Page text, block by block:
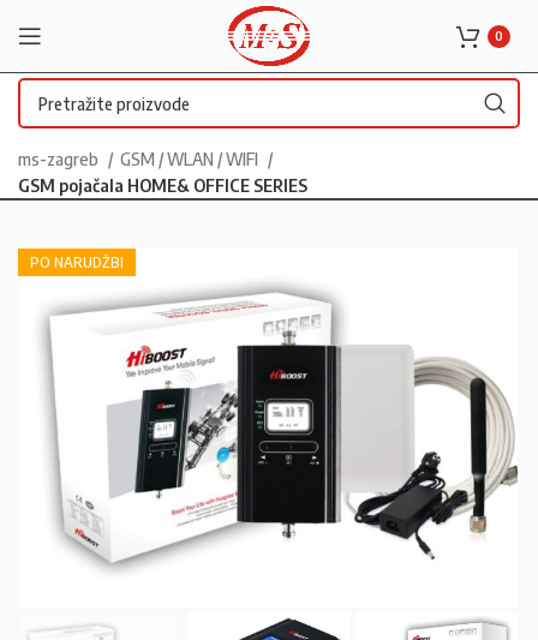
0
ms-zagreb
GSM / WLAN / WIFI
GSM pojačala HOME& OFFICE SERIES
PO NARUDŽBI